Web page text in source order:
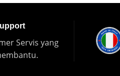
Servis yang